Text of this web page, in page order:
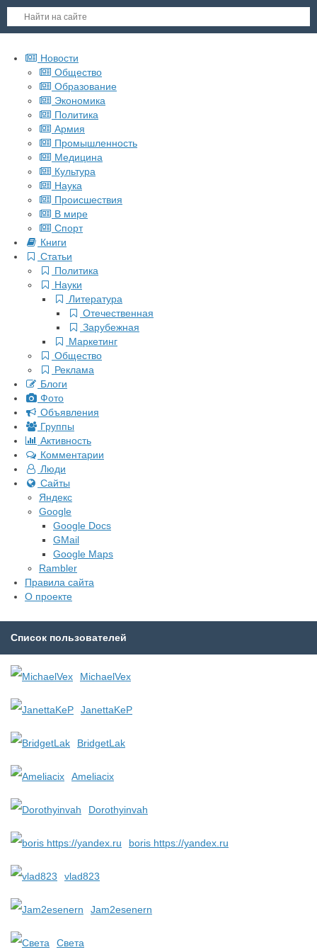
Новости
Общество
Образование
Экономика
Политика
Армия
Промышленность
Медицина
Культура
Наука
Происшествия
В мире
Спорт
Книги
Статьи
Политика
Науки
Литература
Отечественная
Зарубежная
Маркетинг
Общество
Реклама
Блоги
Фото
Объявления
Группы
Активность
Комментарии
Люди
Сайты
Яндекс
Google
Google Docs
GMail
Google Maps
Rambler
Правила сайта
О проекте
Список пользователей
MichaelVex
JanettaKeP
BridgetLak
Ameliacix
Dorothyinvah
boris https://yandex.ru
vlad823
Jam2esenern
Света